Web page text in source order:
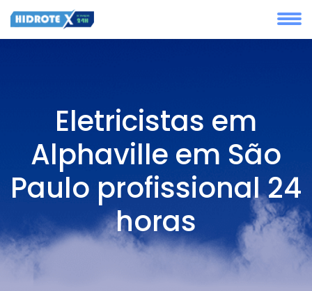
Eletricistas em
Alphaville em São
Paulo profissional 24
horas